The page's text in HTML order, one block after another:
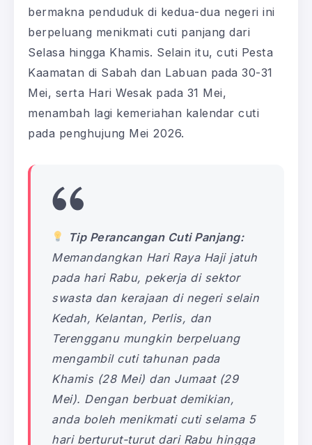
bermakna penduduk di kedua-dua negeri ini
berpeluang menikmati cuti panjang dari
Selasa hingga Khamis. Selain itu, cuti Pesta
Kaamatan di Sabah dan Labuan pada 30-31
Mei, serta Hari Wesak pada 31 Mei,
menambah lagi kemeriahan kalendar cuti
pada penghujung Mei 2026.
Tip Perancangan Cuti Panjang:
Memandangkan Hari Raya Haji jatuh
pada hari Rabu, pekerja di sektor
swasta dan kerajaan di negeri selain
Kedah, Kelantan, Perlis, dan
Terengganu mungkin berpeluang
mengambil cuti tahunan pada
Khamis (28 Mei) dan Jumaat (29
Mei). Dengan berbuat demikian,
anda boleh menikmati cuti selama 5
hari berturut-turut dari Rabu hingga